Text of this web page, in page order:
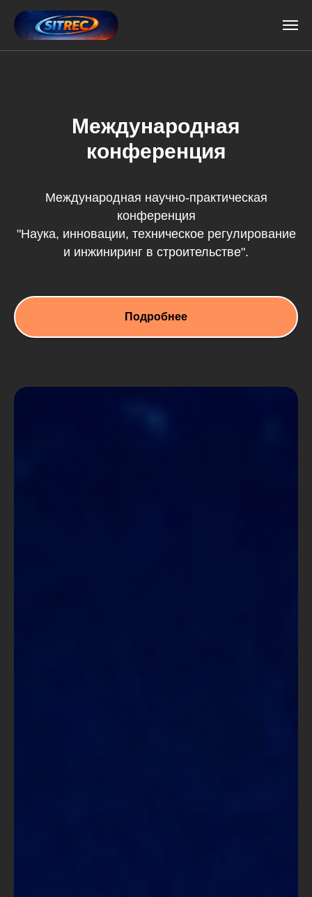
Международная
конференция
Международная научно-практическая
конференция
"Наука, инновации, техническое регулирование
и инжиниринг в строительстве".
Подробнее